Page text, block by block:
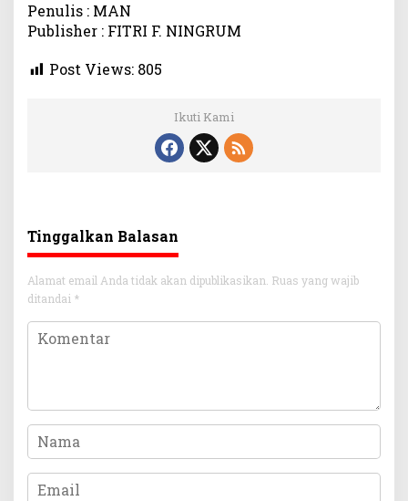
Penulis : MAN
Publisher : FITRI F. NINGRUM
Post Views: 805
Ikuti Kami
Tinggalkan Balasan
Alamat email Anda tidak akan dipublikasikan. Ruas yang wajib
ditandai *